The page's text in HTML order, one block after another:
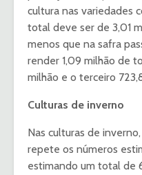
cultura nas variedades
total deve ser de 3,01
menos que na safra
render 1,09 milhão de
milhão e o terceiro
Culturas de inverno
Nas culturas de
repete os números
estimando um total de